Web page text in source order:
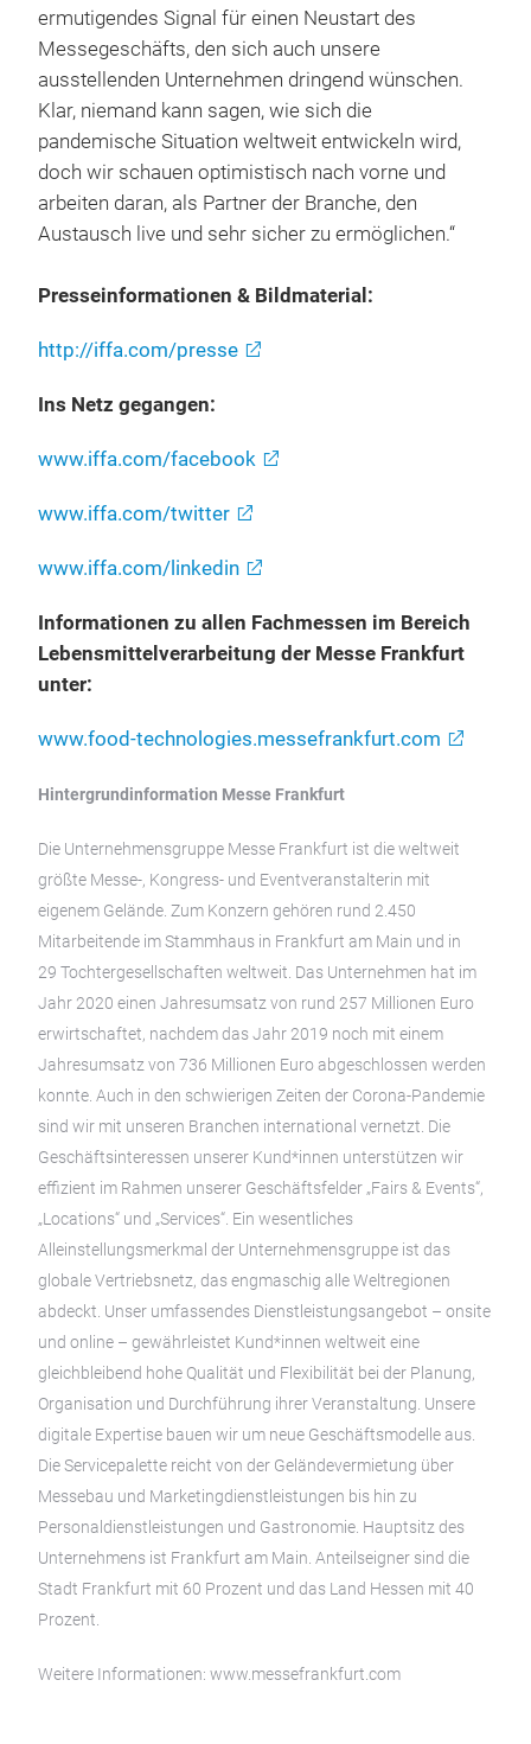
ermutigendes Signal für einen Neustart des
Messegeschäfts, den sich auch unsere
ausstellenden Unternehmen dringend wünschen.
Klar, niemand kann sagen, wie sich die
pandemische Situation weltweit entwickeln wird,
doch wir schauen optimistisch nach vorne und
arbeiten daran, als Partner der Branche, den
Austausch live und sehr sicher zu ermöglichen.“
Presseinformationen & Bildmaterial:
http://iffa.com/presse
Ins Netz gegangen:
www.iffa.com/facebook
www.iffa.com/twitter
www.iffa.com/linkedin
Informationen zu allen Fachmessen im Bereich
Lebensmittelverarbeitung der Messe Frankfurt
unter:
www.food-technologies.messefrankfurt.com
Hintergrundinformation Messe Frankfurt
Die Unternehmensgruppe Messe Frankfurt ist die weltweit
größte Messe-, Kongress- und Eventveranstalterin mit
eigenem Gelände. Zum Konzern gehören rund 2.450
Mitarbeitende im Stammhaus in Frankfurt am Main und in
29 Tochtergesellschaften weltweit. Das Unternehmen hat im
Jahr 2020 einen Jahresumsatz von rund 257 Millionen Euro
erwirtschaftet, nachdem das Jahr 2019 noch mit einem
Jahresumsatz von 736 Millionen Euro abgeschlossen werden
konnte. Auch in den schwierigen Zeiten der Corona-Pandemie
sind wir mit unseren Branchen international vernetzt. Die
Geschäftsinteressen unserer Kund*innen unterstützen wir
effizient im Rahmen unserer Geschäftsfelder „Fairs & Events“,
„Locations“ und „Services“. Ein wesentliches
Alleinstellungsmerkmal der Unternehmensgruppe ist das
globale Vertriebsnetz, das engmaschig alle Weltregionen
abdeckt. Unser umfassendes Dienstleistungsangebot – onsite
und online – gewährleistet Kund*innen weltweit eine
gleichbleibend hohe Qualität und Flexibilität bei der Planung,
Organisation und Durchführung ihrer Veranstaltung. Unsere
digitale Expertise bauen wir um neue Geschäftsmodelle aus.
Die Servicepalette reicht von der Geländevermietung über
Messebau und Marketingdienstleistungen bis hin zu
Personaldienstleistungen und Gastronomie. Hauptsitz des
Unternehmens ist Frankfurt am Main. Anteilseigner sind die
Stadt Frankfurt mit 60 Prozent und das Land Hessen mit 40
Prozent.
Weitere Informationen: www.messefrankfurt.com